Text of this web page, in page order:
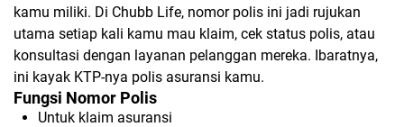
kamu miliki. Di Chubb Life, nomor polis ini jadi rujukan
utama setiap kali kamu mau klaim, cek status polis, atau
konsultasi dengan layanan pelanggan mereka. Ibaratnya,
ini kayak KTP-nya polis asuransi kamu.
Fungsi Nomor Polis
Untuk klaim asuransi